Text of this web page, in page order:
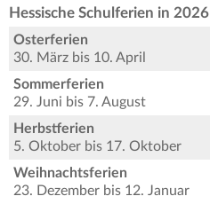
Hessische Schulferien in 2026
Osterferien
30. März bis 10. April
Sommerferien
29. Juni bis 7. August
Herbstferien
5. Oktober bis 17. Oktober
Weihnachtsferien
23. Dezember bis 12. Januar